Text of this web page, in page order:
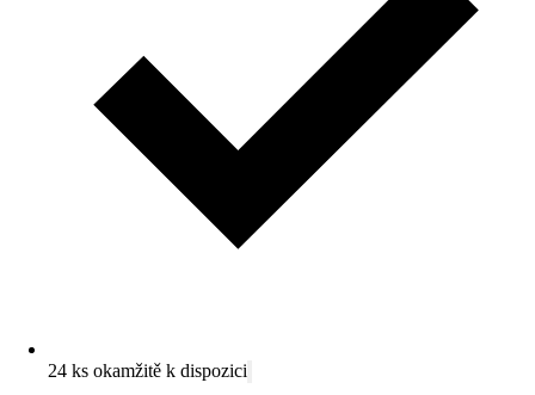
24 ks okamžitě k dispozici